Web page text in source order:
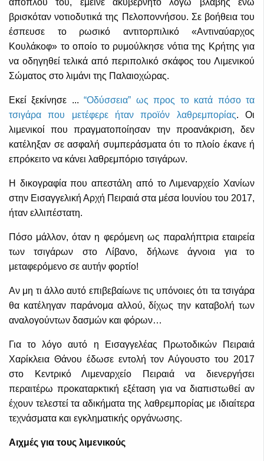
απόπλου του, έμεινε ακυβέρνητο λόγω βλάβης ενώ
βρισκόταν νοτιοδυτικά της Πελοποννήσου. Σε βοήθεια του
έσπευσε το ρωσικό αντιτορπιλικό «Αντιναύαρχος
Κουλάκοφ» το οποίο το ρυμούλκησε νότια της Κρήτης για
να οδηγηθεί τελικά από περιπολικό σκάφος του Λιμενικού
Σώματος στο λιμάνι της Παλαιοχώρας.
Εκεί ξεκίνησε ... “Οδύσσεια” ως προς το κατά πόσο τα
τσιγάρα που μετέφερε ήταν προϊόν λαθρεμπορίας. Οι
λιμενικοί που πραγματοποίησαν την προανάκριση, δεν
κατέληξαν σε ασφαλή συμπεράσματα ότι το πλοίο έκανε ή
επρόκειτο να κάνει λαθρεμπόριο τσιγάρων.
Η δικογραφία που απεστάλη από το Λιμεναρχείο Χανίων
στην Εισαγγελική Αρχή Πειραιά στα μέσα Ιουνίου του 2017,
ήταν ελλιπέστατη.
Πόσο μάλλον, όταν η φερόμενη ως παραλήπτρια εταιρεία
των τσιγάρων στο Λίβανο, δήλωνε άγνοια για το
μεταφερόμενο σε αυτήν φορτίο!
Αν μη τι άλλο αυτό επιβεβαίωνε τις υπόνοιες ότι τα τσιγάρα
θα κατέληγαν παράνομα αλλού, δίχως την καταβολή των
αναλογούντων δασμών και φόρων…
Για το λόγο αυτό η Εισαγγελέας Πρωτοδικών Πειραιά
Χαρίκλεια Θάνου έδωσε εντολή τον Αύγουστο του 2017
στο Κεντρικό Λιμεναρχείο Πειραιά να διενεργήσει
περαιτέρω προκαταρκτική εξέταση για να διαπιστωθεί αν
έχουν τελεστεί τα αδικήματα της λαθρεμπορίας με ιδιαίτερα
τεχνάσματα και εγκληματικής οργάνωσης.
Αιχμές για τους λιμενικούς